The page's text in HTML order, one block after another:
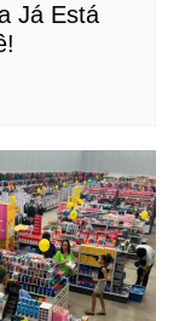
Já Está